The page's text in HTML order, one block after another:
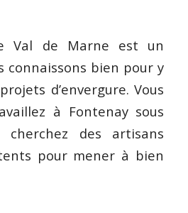
Val de Marne est un
connaissons bien pour y
d’envergure. Vous
à Fontenay sous
des artisans
pour mener à bien